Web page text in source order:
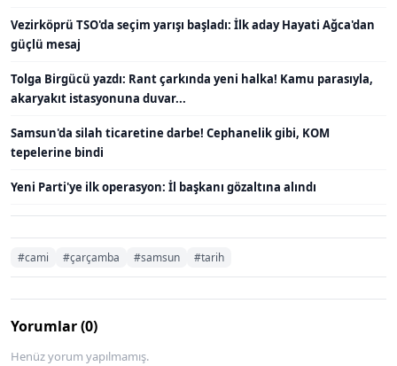
Vezirköprü TSO'da seçim yarışı başladı: İlk aday Hayati Ağca'dan
güçlü mesaj
Tolga Birgücü yazdı: Rant çarkında yeni halka! Kamu parasıyla,
akaryakıt istasyonuna duvar...
Samsun'da silah ticaretine darbe! Cephanelik gibi, KOM
tepelerine bindi
Yeni Parti'ye ilk operasyon: İl başkanı gözaltına alındı
#cami #çarçamba #samsun #tarih
Yorumlar (0)
Henüz yorum yapılmamış.